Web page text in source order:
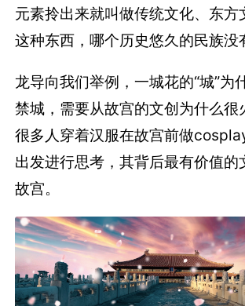
元素拎出来就叫做传统文化、东方
这种东西，哪个历史悠久的民族没
龙导向我们举例，一城花的“城”为
禁城，需要从故宫的文创为什么很
很多人穿着汉服在故宫前做
出发进行思考，其背后最有价值的
故宫。